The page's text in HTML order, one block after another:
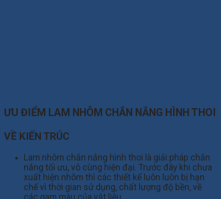
ƯU ĐIỂM LAM NHÔM CHẮN NẮNG HÌNH THOI
VỀ KIẾN TRÚC
Lam nhôm chắn nắng hình thoi là giải pháp chắn
nắng tối ưu, vô cùng hiện đại. Trước đây khi chưa
xuất hiện nhôm thì các thiết kế luôn luôn bị hạn
chế vì thời gian sử dụng, chất lượng độ bền, về
các gam màu của vật liệu.